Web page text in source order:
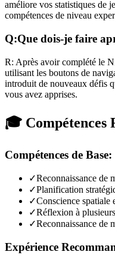
améliore vos statistiques de
compétences de niveau
Q:Que dois-je faire
R: Après avoir complété le
utilisant les boutons de
introduit de nouveaux défis
vous avez apprises.
🎓 Compétences
Compétences de Base:
✓Reconnaissance de
✓Planification
✓Conscience spatiale
✓Réflexion à
✓Reconnaissance de
Expérience